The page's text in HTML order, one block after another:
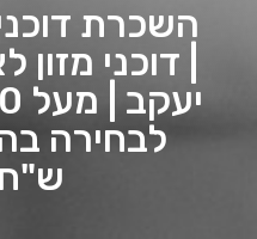
השכרת
| דוכני מזון
ש"ח